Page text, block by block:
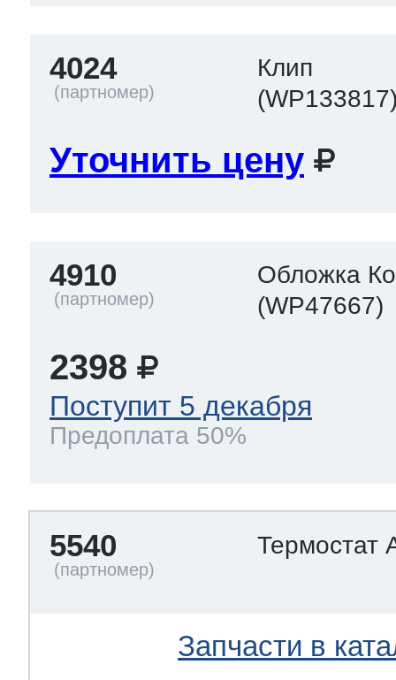
4024
Клип
Уточнить цену
4910
Обложка
(WP47667)
2398
Поступит 5 декабря
Предоплата 50%
5540 Термостат
Запчасти в